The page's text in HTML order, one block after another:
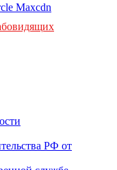
Maxcdn
РФ от